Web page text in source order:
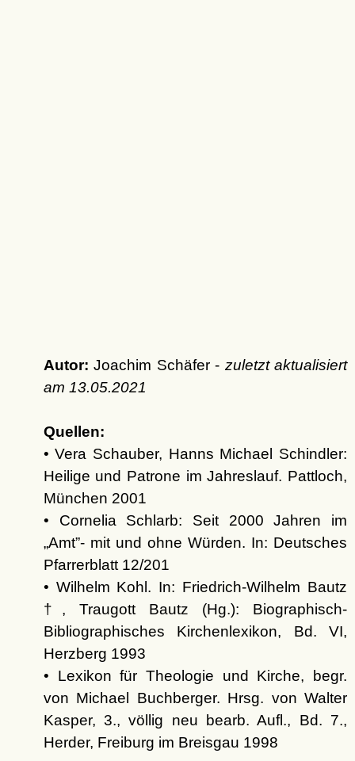
Autor: Joachim Schäfer - zuletzt aktualisiert
am 13.05.2021
Quellen:
• Vera Schauber, Hanns Michael Schindler:
Heilige und Patrone im Jahreslauf. Pattloch,
München 2001
• Cornelia Schlarb: Seit 2000 Jahren im
Amt - mit und ohne Würden. In: Deutsches
Pfarrerblatt 12/201
• Wilhelm Kohl. In: Friedrich-Wilhelm Bautz
†, Traugott Bautz (Hg.): Biographisch-
Bibliographisches Kirchenlexikon, Bd. VI,
Herzberg 1993
• Lexikon für Theologie und Kirche, begr.
von Michael Buchberger. Hrsg. von Walter
Kasper, 3., völlig neu bearb. Aufl., Bd. 7.,
Herder, Freiburg im Breisgau 1998